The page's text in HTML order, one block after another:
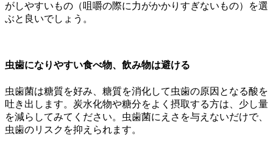
がしやすいもの（咀嚼の際に力がかかりすぎないもの）を選
ぶと良いでしょう。
虫歯になりやすい食べ物、飲み物は避ける
虫歯菌は糖質を好み、糖質を消化して虫歯の原因となる酸を
吐き出します。炭水化物や糖分をよく摂取する方は、少し量
を減らしてみてください。虫歯菌にえさを与えないだけで、
虫歯のリスクを抑えられます。